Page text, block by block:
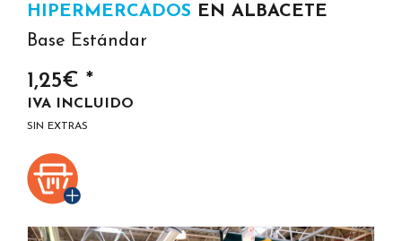
HIPERMERCADOS EN ALBACETE
Base Estándar
1,25€ *
IVA INCLUIDO
SIN EXTRAS